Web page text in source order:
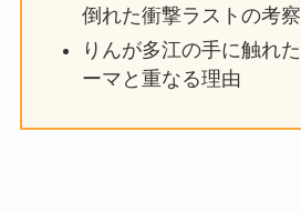
倒れた衝撃ラストの考察
りんが多江の手に触れ
ーマと重なる理由